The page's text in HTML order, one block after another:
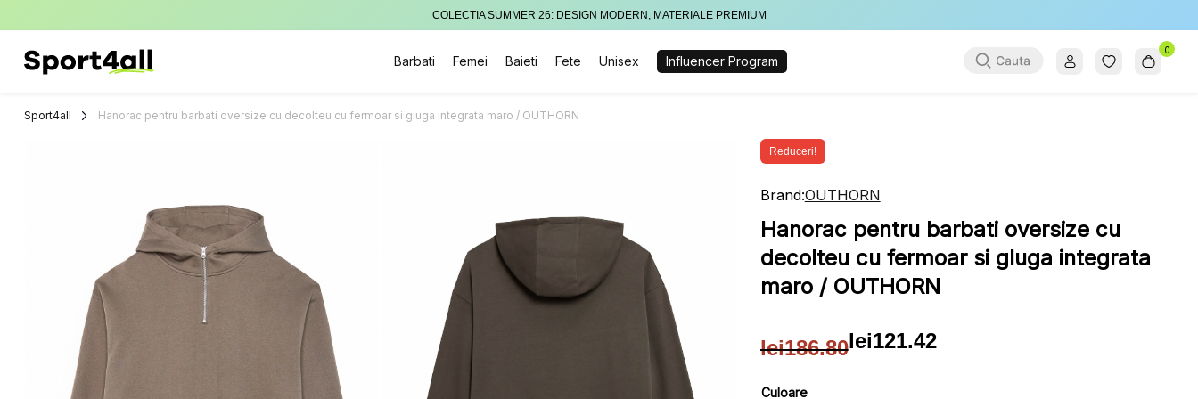
COLECTIA SUMMER 26: DESIGN MODERN, MATERIALE PREMIUM
Sport
Barbati Femei Baieti Fete Unisex Influencer Program
0
Sport4all Hanorac pentru barbati oversize cu decolteu cu fermoar si gluga integrata maro / OUTHORN
Reduceri!
Brand:OUTHORN
Hanorac pentru barbati oversize cu
decolteu cu fermoar si gluga integrata
maro / OUTHORN
lei186.80
Prețul
lei121.42
Prețul
Culoare